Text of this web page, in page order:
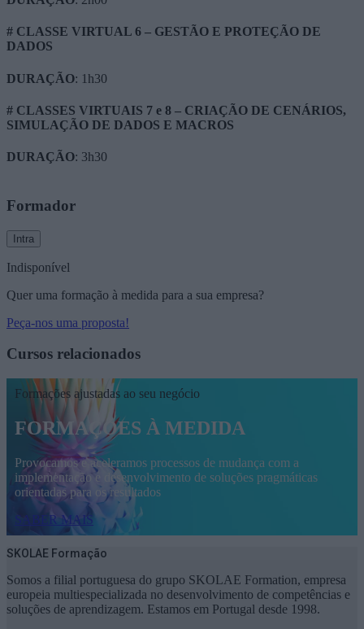
# CLASSE VIRTUAL 6 – GESTÃO E PROTEÇÃO DE
DADOS
DURAÇÃO: 1h30
# CLASSES VIRTUAIS 7 e 8 – CRIAÇÃO DE CENÁRIOS,
SIMULAÇÃO DE DADOS E MACROS
DURAÇÃO: 3h30
Formador
Intra
Indisponível
Quer uma formação à medida para a sua empresa?
Peça-nos uma proposta!
Cursos relacionados
Formações ajustadas ao seu negócio
FORMAÇÕES À MEDIDA
Provocamos e aceleramos processos de mudança com a
implementação e desenvolvimento de soluções pragmáticas
orientadas para os resultados
SABER MAIS
SKOLAE Formação
Somos a filial portuguesa do grupo SKOLAE Formation, empresa
europeia multiespecializada no desenvolvimento de competências e
soluções de aprendizagem. Estamos em Portugal desde 1998.